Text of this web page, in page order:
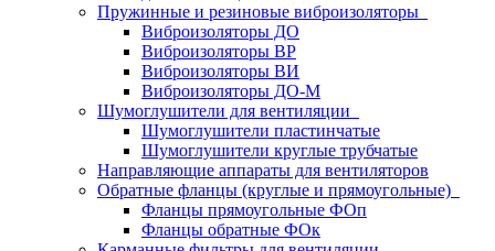
Пружинные и резиновые виброизоляторы
Виброизоляторы ДО
Виброизоляторы ВР
Виброизоляторы ВИ
Виброизоляторы ДО-М
Шумоглушители для вентиляции
Шумоглушители пластинчатые
Шумоглушители круглые трубчатые
Направляющие аппараты для вентиляторов
Обратные фланцы (круглые и прямоугольные)
Фланцы прямоугольные ФОп
Фланцы обратные ФОк